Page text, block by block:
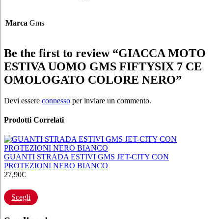
Marca Gms
Be the first to review “GIACCA MOTO
ESTIVA UOMO GMS FIFTYSIX 7 CE
OMOLOGATO COLORE NERO”
Devi essere connesso per inviare un commento.
Prodotti Correlati
GUANTI STRADA ESTIVI GMS JET-CITY CON
PROTEZIONI NERO BIANCO
27,90€
Scegli